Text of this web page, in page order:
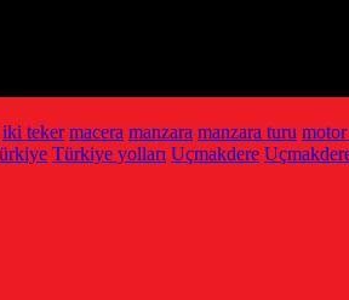
iki teker macera manzara manzara turu motor
Türkiye yolları Uçmakdere